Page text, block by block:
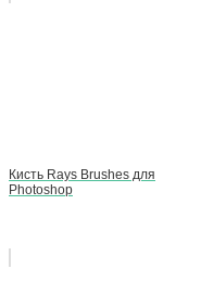
Кисть Rays Brushes для
Photoshop